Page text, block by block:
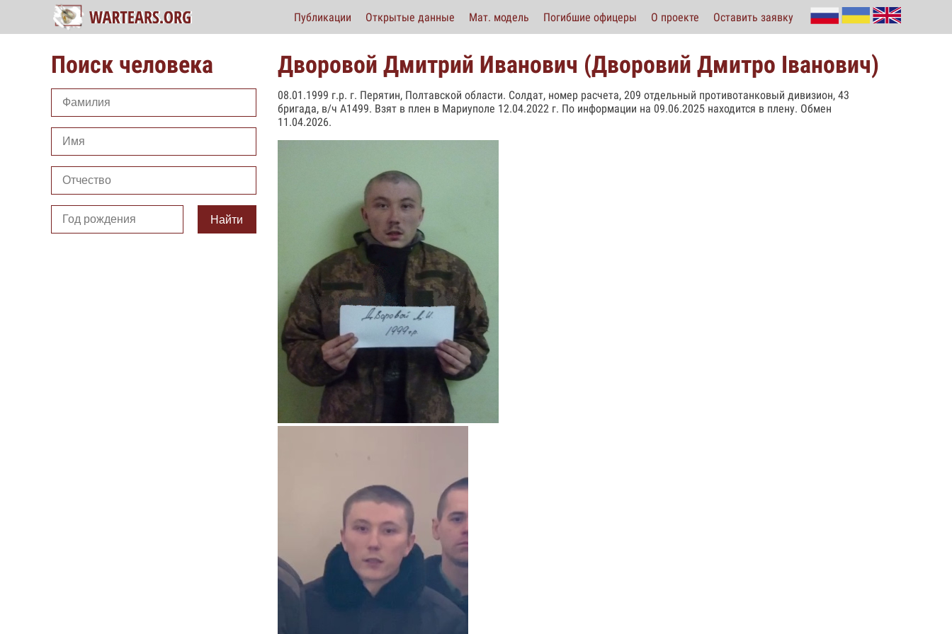
Публикации Открытые данные Мат. модель Погибшие офицеры О проекте Оставить заявку
Поиск человека
Найти
Дворовой Дмитрий Иванович (Дворовий Дмитро Iванович)
08.01.1999 г.р. г. Перятин, Полтавской области. Солдат, номер расчета, 209 отдельный противотанковый дивизион, 43
бригада, в/ч А1499. Взят в плен в Мариуполе 12.04.2022 г. По информации на 09.06.2025 находится в плену. Обмен
11.04.2026.